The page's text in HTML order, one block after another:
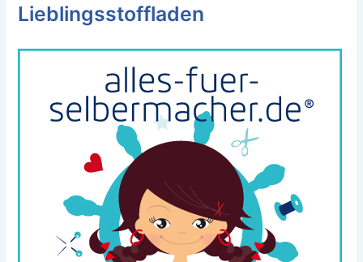
Lieblingsstoffladen